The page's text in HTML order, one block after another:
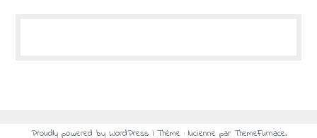
Proudly powered by WordPress | Thème : lucienne par ThemeFurnace.